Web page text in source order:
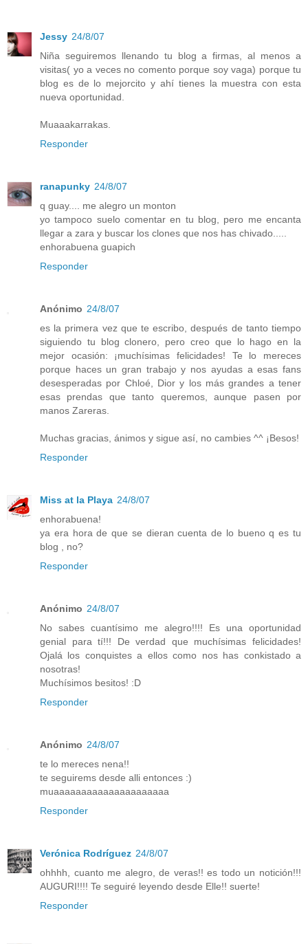
Jessy 24/8/07
Niña seguiremos llenando tu blog a firmas, al menos a
visitas( yo a veces no comento porque soy vaga) porque tu
blog es de lo mejorcito y ahí tienes la muestra con esta
nueva oportunidad.
Muaaakarrakas.
Responder
ranapunky 24/8/07
q guay.... me alegro un monton
yo tampoco suelo comentar en tu blog, pero me encanta
llegar a zara y buscar los clones que nos has chivado.....
enhorabuena guapich
Responder
Anónimo 24/8/07
es la primera vez que te escribo, después de tanto tiempo
siguiendo tu blog clonero, pero creo que lo hago en la
mejor ocasión: ¡muchísimas felicidades! Te lo mereces
porque haces un gran trabajo y nos ayudas a esas fans
desesperadas por Chloé, Dior y los más grandes a tener
esas prendas que tanto queremos, aunque pasen por
manos Zareras.
Muchas gracias, ánimos y sigue así, no cambies ^^ ¡Besos!
Responder
Miss at la Playa 24/8/07
enhorabuena!
ya era hora de que se dieran cuenta de lo bueno q es tu
blog , no?
Responder
Anónimo 24/8/07
No sabes cuantísimo me alegro!!!! Es una oportunidad
genial para tí!!! De verdad que muchísimas felicidades!
Ojalá los conquistes a ellos como nos has conkistado a
nosotras!
Muchísimos besitos! :D
Responder
Anónimo 24/8/07
te lo mereces nena!!
te seguirems desde alli entonces :)
muaaaaaaaaaaaaaaaaaaaaa
Responder
Verónica Rodríguez 24/8/07
ohhhh, cuanto me alegro, de veras!! es todo un notición!!!
AUGURI!!!! Te seguiré leyendo desde Elle!! suerte!
Responder